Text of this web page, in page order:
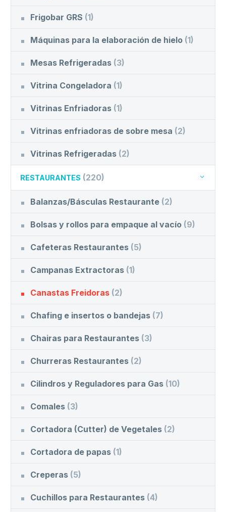
Frigobar GRS (1)
Máquinas para la elaboración de hielo (1)
Mesas Refrigeradas (3)
Vitrina Congeladora (1)
Vitrinas Enfriadoras (1)
Vitrinas enfriadoras de sobre mesa (2)
Vitrinas Refrigeradas (2)
RESTAURANTES (220)
Balanzas/Básculas Restaurante (2)
Bolsas y rollos para empaque al vacío (9)
Cafeteras Restaurantes (5)
Campanas Extractoras (1)
Canastas Freidoras (2)
Chafing e insertos o bandejas (7)
Chairas para Restaurantes (3)
Churreras Restaurantes (2)
Cilindros y Reguladores para Gas (10)
Comales (3)
Cortadora (Cutter) de Vegetales (2)
Cortadora de papas (1)
Creperas (5)
Cuchillos para Restaurantes (4)